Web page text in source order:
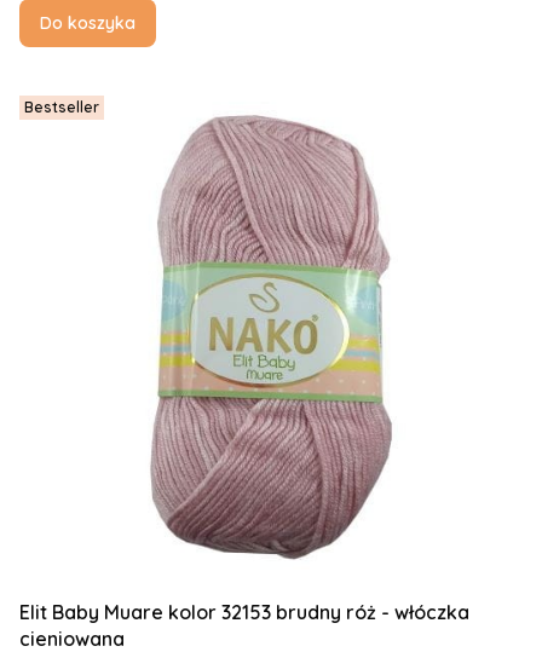
Do koszyka
Bestseller
Elit Baby Muare kolor 32153 brudny róż - włóczka
cieniowana